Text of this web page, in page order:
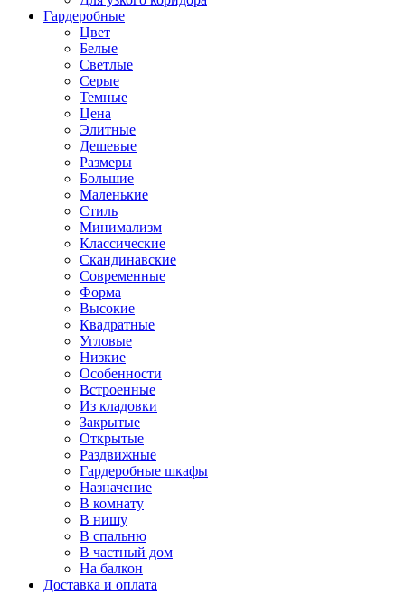
Гардеробные
Цвет
Белые
Светлые
Серые
Темные
Цена
Элитные
Дешевые
Размеры
Большие
Маленькие
Стиль
Минимализм
Классические
Скандинавские
Современные
Форма
Высокие
Квадратные
Угловые
Низкие
Особенности
Встроенные
Из кладовки
Закрытые
Открытые
Раздвижные
Гардеробные шкафы
Назначение
В комнату
В нишу
В спальню
В частный дом
На балкон
Доставка и оплата